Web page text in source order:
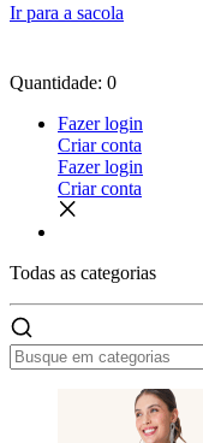
Ir para a sacola
Quantidade: 0
Fazer login
Criar conta
Fazer login
Criar conta
Todas as categorias